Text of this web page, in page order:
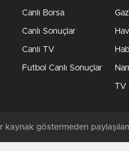
Canlı Borsa
Canlı Sonuçlar
Canlı TV
Futbol Canlı Sonuçlar
kaynak göstermeden